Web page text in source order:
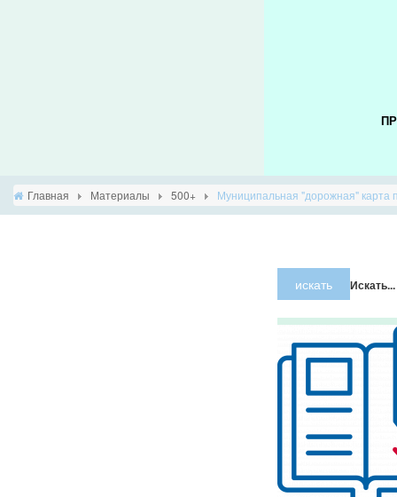
Главная Материалы 500+ Муниципальная "дорожная" карта
JUser:
Не
удалось
пользователя
471.
:_load:
искать Искать...